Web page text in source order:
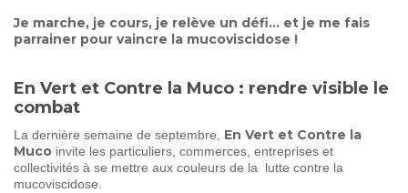
Je marche, je cours, je relève un défi… et je me fais
parrainer pour vaincre la mucoviscidose !
En Vert et Contre la Muco : rendre visible le
combat
La dernière semaine de septembre, En Vert et Contre la
Muco invite les particuliers, commerces, entreprises et
collectivités à se mettre aux couleurs de la lutte contre la
mucoviscidose.